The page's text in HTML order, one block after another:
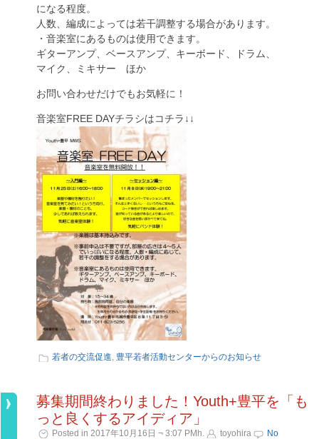
になる程度。
人数、編成によっては若干調整する場合があります。
・音楽室にあるものは使用できます。
ギターアンプ、ベースアンプ、キーボード、ドラム、
マイク、ミキサー ほか
お問い合わせだけでもお気軽に！
音楽室FREE DAYチラシはコチラ↓↓
若者の交流促進, 豊平若者活動センターからのお知らせ
募集期間終わりました！Youth+豊平を「も
っと良くするアイディア」
Posted in 2017年10月16日 ¬ 3:07 PMh. toyohira
No